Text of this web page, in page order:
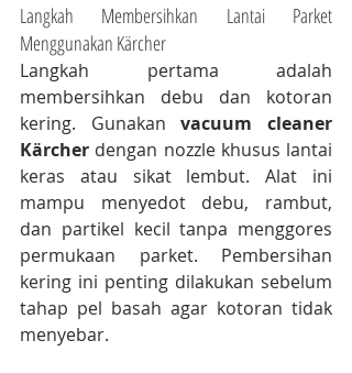
Langkah Membersihkan Lantai Parket
Menggunakan Kärcher
Langkah pertama adalah
membersihkan debu dan kotoran
kering. Gunakan vacuum cleaner
Kärcher dengan nozzle khusus lantai
keras atau sikat lembut. Alat ini
mampu menyedot debu, rambut,
dan partikel kecil tanpa menggores
permukaan parket. Pembersihan
kering ini penting dilakukan sebelum
tahap pel basah agar kotoran tidak
menyebar.